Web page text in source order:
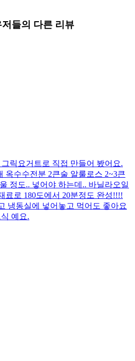
들의 다른 리뷰
릭요거트로 직접 만들어 봤어요.
옥수수전분 2큰술 알룰로스 2~3큰
정도.. 넣어야 하는데.. 바닐라오일
료로 180도에서 20분정도 완성!!!!
냉동실에 넣어놓고 먹어도 좋아요
예요.